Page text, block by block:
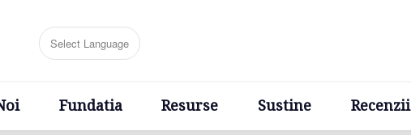
Fundatia Resurse Sustine Recenzii